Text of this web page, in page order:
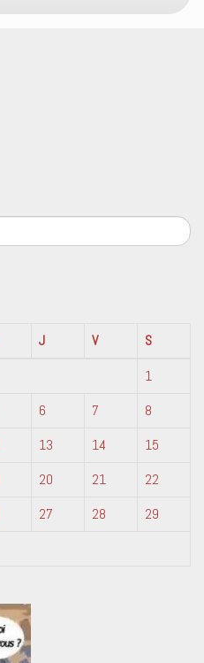
J V
S
1
6 7
8
13 14
15
20 21
22
27 28
29